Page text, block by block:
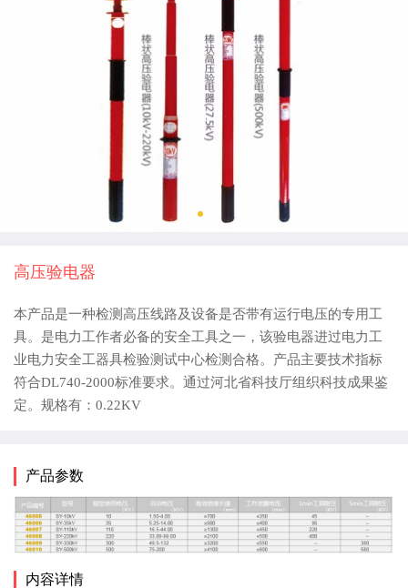
高压验电器
本产品是一种检测高压线路及设备是否带有运行电压的专用工
具。是电力工作者必备的安全工具之一，该验电器进过电力工
业电力安全工器具检验测试中心检测合格。产品主要技术指标
符合DL740-2000标准要求。通过河北省科技厅组织科技成果鉴
定。规格有：0.22KV
产品参数
内容详情